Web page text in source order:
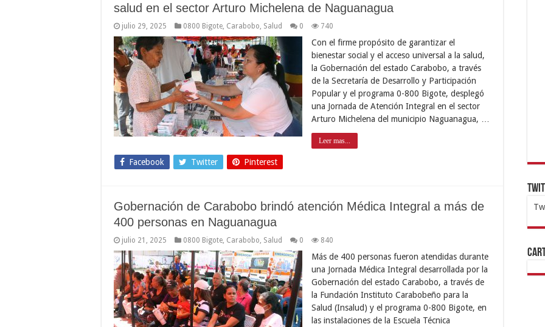
salud en el sector Arturo Michelena de Naguanagua
julio 29, 2025 0800 Bigote Carabobo Salud 0 740
Con el firme propósito de garantizar el
bienestar social y el acceso universal a la salud,
la Gobernación del estado Carabobo, a través
de la Secretaría de Desarrollo y Participación
Popular y el programa 0-800 Bigote, desplegó
una Jornada de Atención Integral en el sector
Arturo Michelena del municipio Naguanagua, …
Leer mas...
Facebook Twitter Pinterest
Gobernación de Carabobo brindó atención Médica Integral a más de
400 personas en Naguanagua
julio 21, 2025 0800 Bigote Carabobo Salud 0 840
Más de 400 personas fueron atendidas durante
una Jornada Médica Integral desarrollada por la
Gobernación del estado Carabobo, a través de
la Fundación Instituto Carabobeño para la
Salud (Insalud) y el programa 0-800 Bigote, en
las instalaciones de la Escuela Técnica